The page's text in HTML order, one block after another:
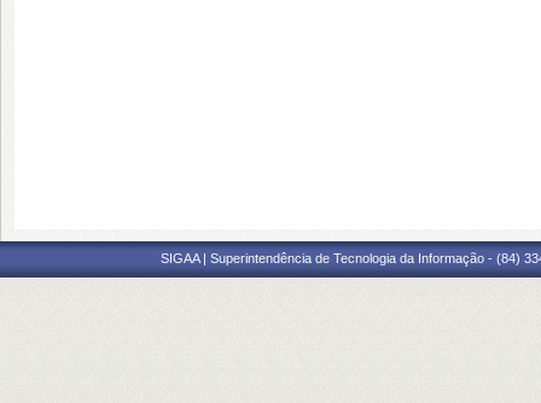
SIGAA | Superintendência de Tecnologia da Informação - (84)